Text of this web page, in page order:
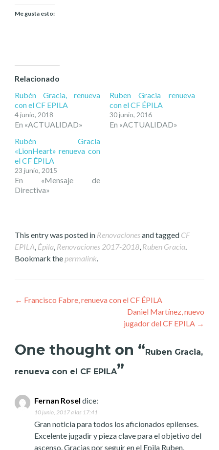
Me gusta esto:
Relacionado
Rubén Gracia, renueva
con el CF EPILA
4 junio, 2018
En «ACTUALIDAD»
Ruben Gracia renueva
con el CF ÉPILA
30 junio, 2016
En «ACTUALIDAD»
Rubén Gracia
«LionHeart» renueva con
el CF ÉPILA
23 junio, 2015
En «Mensaje de
Directiva»
This entry was posted in Renovacionesand tagged CF
EPILA, Épila, Renovaciones 2017-2018, Ruben Gracia.
Bookmark the permalink.
Post
← Francisco Fabre, renueva con el CF ÉPILA
Daniel Martínez, nuevo
jugador del CF EPILA →
One thought on “ Ruben Gracia,
renueva con el CF EPILA”
Fernan Rosel dice:
10 junio, 2017 a las 17:41
Gran noticia para todos los aficionados epilenses.
Excelente jugadir y pieza clave para el objetivo del
ascenso. Gracias por seguir en el Epila Ruben.